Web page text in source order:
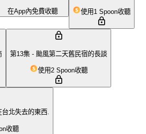
在App內免費收聽 使用1 Spoon收聽
第13集 - 颱風第二天舊民宿的長談
使用2 Spoon收聽
北失去的東西.
收聽